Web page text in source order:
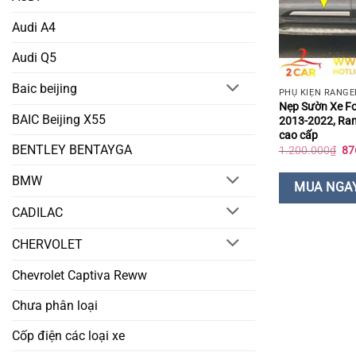
Audi A4
Audi Q5
Baic beijing
BAIC Beijing X55
BENTLEY BENTAYGA
BMW
CADILAC
CHERVOLET
Chevrolet Captiva Reww
Chưa phân loại
Cốp điện các loại xe
PHỤ KIỆN
Nẹp Sườn Xe
2013-2022,
cao cấp
1.200.000₫
là:
MUA